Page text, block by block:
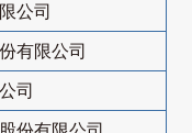
公司
有限公司
司